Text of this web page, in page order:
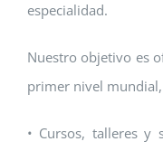
especialidad.
Nuestro objetivo es
primer nivel
• Cursos, talleres y